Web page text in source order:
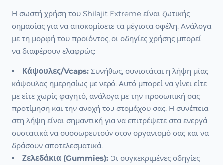
Η σωστή χρήση του Shilajit Extreme είναι ζωτικής
σημασίας για να αποκομίσετε τα μέγιστα οφέλη. Ανάλογα
με τη μορφή του προϊόντος, οι οδηγίες χρήσης μπορεί
να διαφέρουν ελαφρώς:
Κάψουλες/Vcaps: Συνήθως, συνιστάται η λήψη μίας
κάψουλας ημερησίως με νερό. Αυτό μπορεί να γίνει είτε
με είτε χωρίς φαγητό, ανάλογα με την προσωπική σας
προτίμηση και την ανοχή του στομάχου σας. Η συνέπεια
στη λήψη είναι σημαντική για να επιτρέψετε στα ενεργά
συστατικά να συσσωρευτούν στον οργανισμό σας και να
δράσουν αποτελεσματικά.
Ζελεδάκια (Gummies): Οι συγκεκριμένες οδηγίες